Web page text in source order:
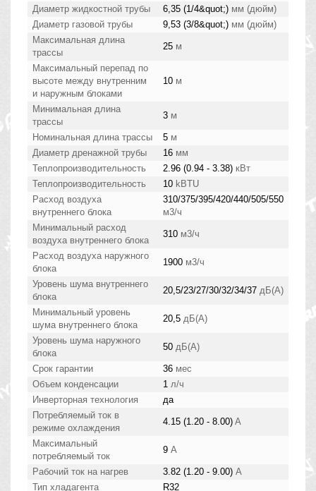
Диаметр жидкостной трубы
6,35 (1/4&quot;) мм (дюйм)
Диаметр газовой трубы
9,53 (3/8&quot;) мм (дюйм)
Максимальная длина
трассы
25 м
Максимальный перепад по
высоте между внутренним
и наружным блоками
10 м
Минимальная длина
трассы
3 м
Номинальная длина трассы 5 м
Диаметр дренажной трубы
16 мм
Теплопроизводительность
2.96 (0.94 - 3.38) кВт
Теплопроизводительность
10 kBTU
Расход воздуха
внутреннего блока
310/375/395/420/440/505/550
м3/ч
Минимальный расход
воздуха внутреннего блока
310 м3/ч
Расход воздуха наружного
блока
1900 м3/ч
Уровень шума внутреннего
блока
20,5/23/27/30/32/34/37 дБ(А)
Минимальный уровень
шума внутреннего блока
20,5 дБ(А)
Уровень шума наружного
блока
50 дБ(А)
Срок гарантии 36 мес
Объем конденсации
1 л/ч
Инверторная технология
да
Потребляемый ток в
режиме охлаждения
4.15 (1.20 - 8.00) A
Максимальный
потребляемый ток
9 А
Рабочий ток на нагрев 3.82 (1.20 - 9.00) А
Тип хладагента
R32